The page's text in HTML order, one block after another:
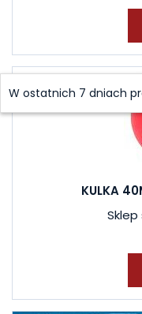
KULKA
W ostatnich 7 dniach